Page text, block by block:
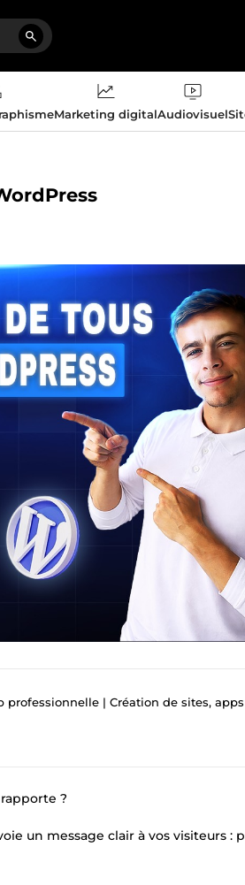
Marketing digitalAudiovisuel
professionnelle | Création de sites,
?
un message clair à vos visiteurs :